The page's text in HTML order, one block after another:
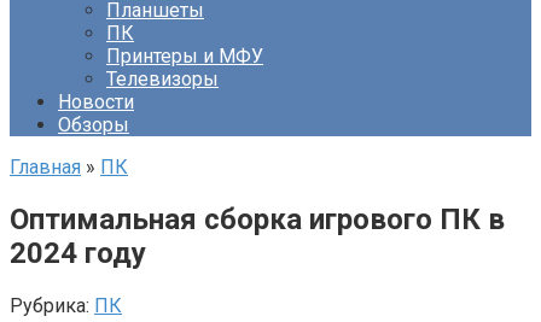
Планшеты
ПК
Принтеры и МФУ
Телевизоры
Новости
Обзоры
Главная » ПК
Оптимальная сборка игрового ПК в
2024 году
Рубрика: ПК